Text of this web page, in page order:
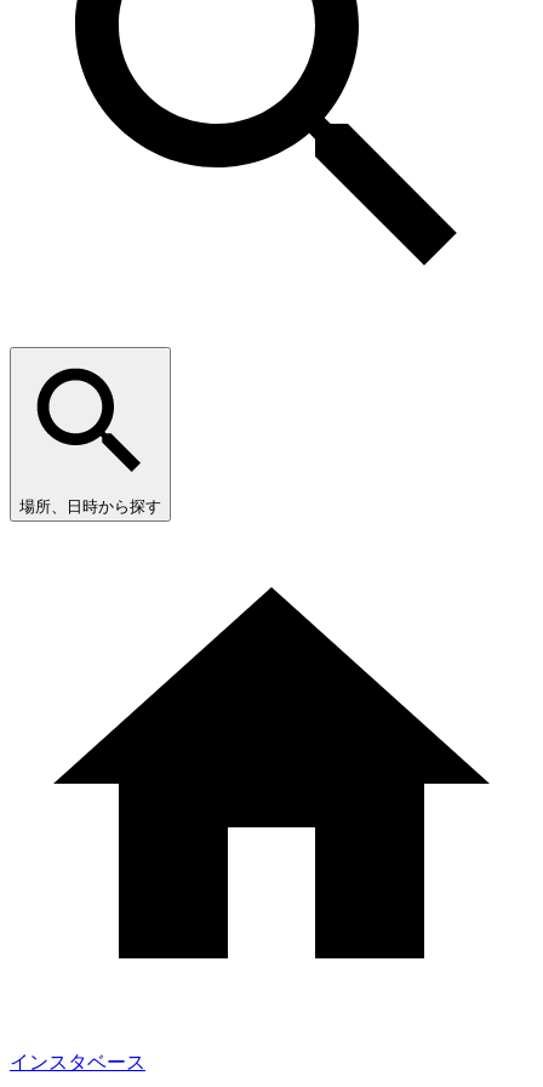
場所、日時から探す
インスタベース